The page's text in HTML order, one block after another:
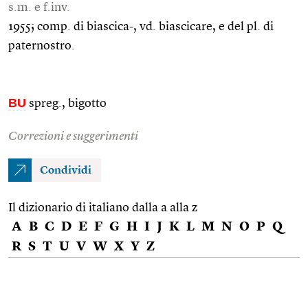
s.m. e f.inv.
1955; comp. di biascica-, vd. biascicare, e del pl. di
paternostro.
BU spreg., bigotto
Correzioni e suggerimenti
Condividi
Il dizionario di italiano dalla a alla z
A B C D E F G H I J K L M N O P Q
R S T U V W X Y Z